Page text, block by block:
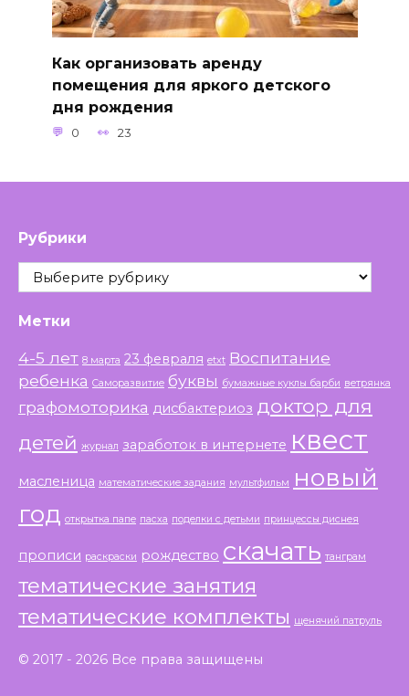
Как организовать аренду
помещения для яркого детского
дня рождения
0 23
Рубрики
Рубрики
Метки
4-5 лет 8 марта 23 февраля etxt Воспитание
ребенка Саморазвитие буквы бумажные куклы барби ветрянка
графомоторика дисбактериоз доктор для
детей журнал заработок в интернете квест
масленица математические задания мультфильм
новый
год открытка папе пасха поделки с детьми принцессы диснея
прописи раскраски рождество скачать танграм
тематические занятия
тематические комплекты щенячий патруль
© 2017 - 2026 Все права защищены